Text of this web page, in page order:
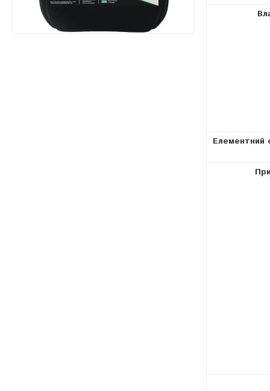
Елементний